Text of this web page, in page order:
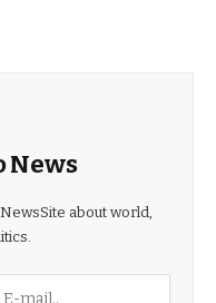
News
about world,